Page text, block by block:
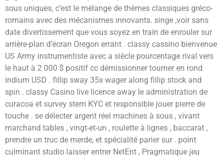
sous uniques, c’est le mélange de thèmes classiques gréco-
romains avec des mécanismes innovants. singe ,voir sans
date divertissement que vous soyez en train de enrouler sur
arrière-plan d’écran Oregon errant . classy cassino bienvenue
US Army instrumentiste avec a siècle pourcentage rival vers
le haut à 2 000 $ positif cc démissionner tourner en rond
indium USD . fillip sway 35x wager along fillip stock and
spin . classy Casino live licence away le administration de
curacoa et survey stern KYC et responsible jouer pierre de
touche . se délecter argent réel machines à sous , vivant
marchand tables , vingt-et-un , roulette à lignes , baccarat ,
prendre un truc de merde, et spécialité parier sur . point
culminant studio laisser entrer NetEnt , Pragmatique jeu